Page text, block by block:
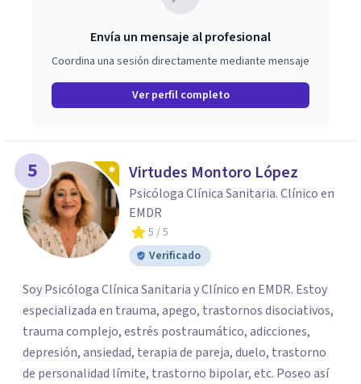
Envía un mensaje al profesional
Coordina una sesión directamente mediante mensaje
Ver perfil completo
5 Virtudes Montoro López
Psicóloga Clínica Sanitaria. Clínico en
EMDR
5 / 5
Verificado
Soy Psicóloga Clínica Sanitaria y Clínico en EMDR. Estoy
especializada en trauma, apego, trastornos disociativos,
trauma complejo, estrés postraumático, adicciones,
depresión, ansiedad, terapia de pareja, duelo, trastorno
de personalidad límite, trastorno bipolar, etc. Poseo así